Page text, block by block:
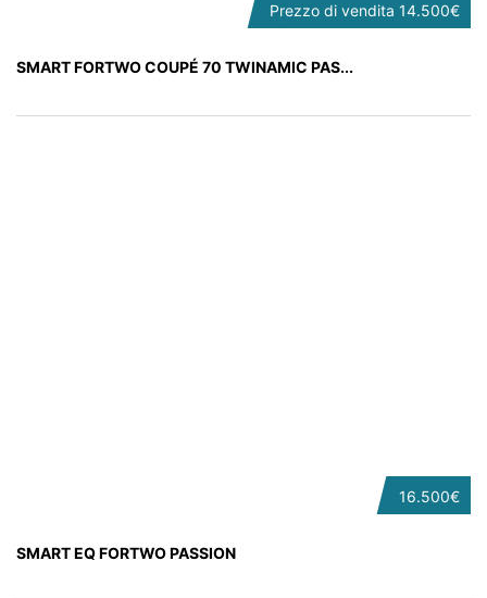
Prezzo di vendita 14.500€
SMART FORTWO COUPÉ 70 TWINAMIC PAS...
16.500€
SMART EQ FORTWO PASSION